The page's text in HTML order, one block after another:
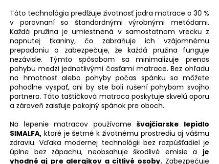
Táto technológia predlžuje životnosť jadra matrace o 30 %
v porovnaní so štandardnými výrobnými metódami.
Každá pružina je umiestnená v samostatnom vrecku z
napnutej tkaniny, čo zabraňuje ich vzájomnému
prepadaniu a zabezpečuje, že každá pružina funguje
nezávisle. Týmto spôsobom sa minimalizuje prenos
pohybu medzi jednotlivými časťami matrace. Bez ohľadu
na hmotnosť alebo pohyby počas spánku sa môžete
pohodlne vyspať, ani by ste boli rušení pohybom svojho
partnera. Táto taštičková matraca poskytuje skvelú oporu
a zároveň zaisťuje pokojný spánok pre oboch.
Na lepenie matracov používamešvajčiarske lepidlo
SIMALFA, ktoré je šetrné k životnému prostrediu aj vášmu
zdraviu. Vďaka modernej technológii bez rozpúšťadiel je
úplne bez zápachu, neobsahuje škodlivé emisie a je
vhodné aj pre alergikov a citlivé osoby.Zabezpečuje